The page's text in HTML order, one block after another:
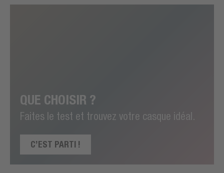
QUE CHOISIR ?
Faites le test et trouvez votre casque idéal.
C’EST PARTI !